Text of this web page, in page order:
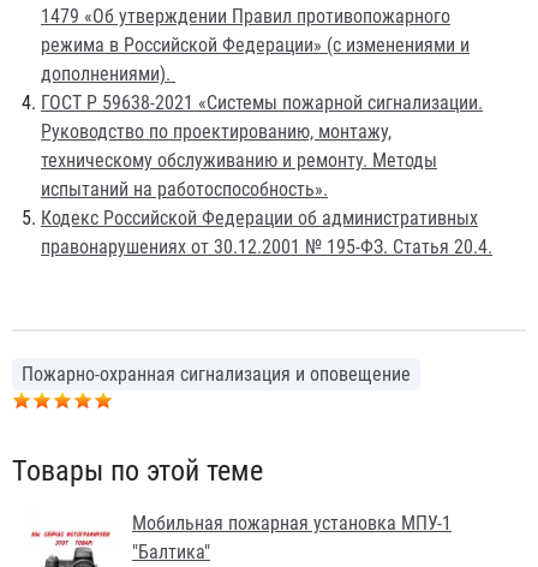
1479 «Об утверждении Правил противопожарного
режима в Российской Федерации» (с изменениями и
дополнениями).
ГОСТ Р 59638-2021 «Системы пожарной сигнализации.
Руководство по проектированию, монтажу,
техническому обслуживанию и ремонту. Методы
испытаний на работоспособность».
Кодекс Российской Федерации об административных
правонарушениях от 30.12.2001 № 195-ФЗ. Статья 20.4.
Пожарно-охранная сигнализация и оповещение
Товары по этой теме
Мобильная пожарная установка МПУ-1
"Балтика"